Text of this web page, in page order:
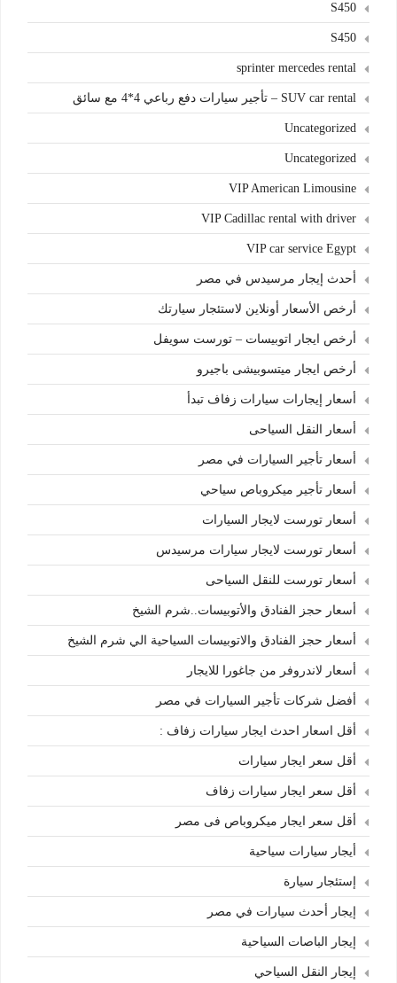
S450
S450
sprinter mercedes rental
SUV car rental – تأجير سيارات دفع رباعي 4*4 مع سائق
Uncategorized
Uncategorized
VIP American Limousine
VIP Cadillac rental with driver
VIP car service Egypt
أحدث إيجار مرسيدس في مصر
أرخص الأسعار أونلاين لاستئجار سيارتك
أرخص ايجار اتوبيسات – تورست سويفل
أرخص ايجار ميتسوبيشى باجيرو
أسعار إيجارات سيارات زفاف تبدأ
أسعار النقل السياحى
أسعار تأجير السيارات في مصر
أسعار تأجير ميكروباص سياحي
أسعار تورست لايجار السيارات
أسعار تورست لايجار سيارات مرسيدس
أسعار تورست للنقل السياحى
أسعار حجز الفنادق والأتوبيسات..شرم الشيخ
أسعار حجز الفنادق والاتوبيسات السياحية الي شرم الشيخ
أسعار لاندروفر من جاغورا للايجار
أفضل شركات تأجير السيارات في مصر
أقل اسعار احدث ايجار سيارات زفاف :
أقل سعر ايجار سيارات
أقل سعر ايجار سيارات زفاف
أقل سعر ايجار ميكروباص فى مصر
أيجار سيارات سياحية
إستئجار سيارة
إيجار أحدث سيارات في مصر
إيجار الباصات السياحية
إيجار النقل السياحي